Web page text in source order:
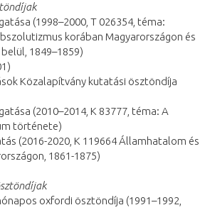
(1998–2000, T 026354, téma:
korában Magyarországon és
1849–1859)
Közalapítvány kutatási ösztöndíja
(2010–2014, K 83777, téma: A
története)
(2016-2020, K 119664 Államhatalom és
1861-1875)
oxfordi ösztöndíja (1991–1992,